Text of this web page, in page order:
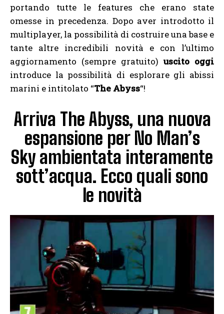
portando tutte le features che erano state
omesse in precedenza. Dopo aver introdotto il
multiplayer, la possibilità di costruire una base e
tante altre incredibili novità e con l’ultimo
aggiornamento (sempre gratuito) uscito oggi
introduce la possibilità di esplorare gli abissi
marini e intitolato “The Abyss“!
Arriva The Abyss, una nuova
espansione per No Man’s
Sky ambientata interamente
sott’acqua. Ecco quali sono
le novità